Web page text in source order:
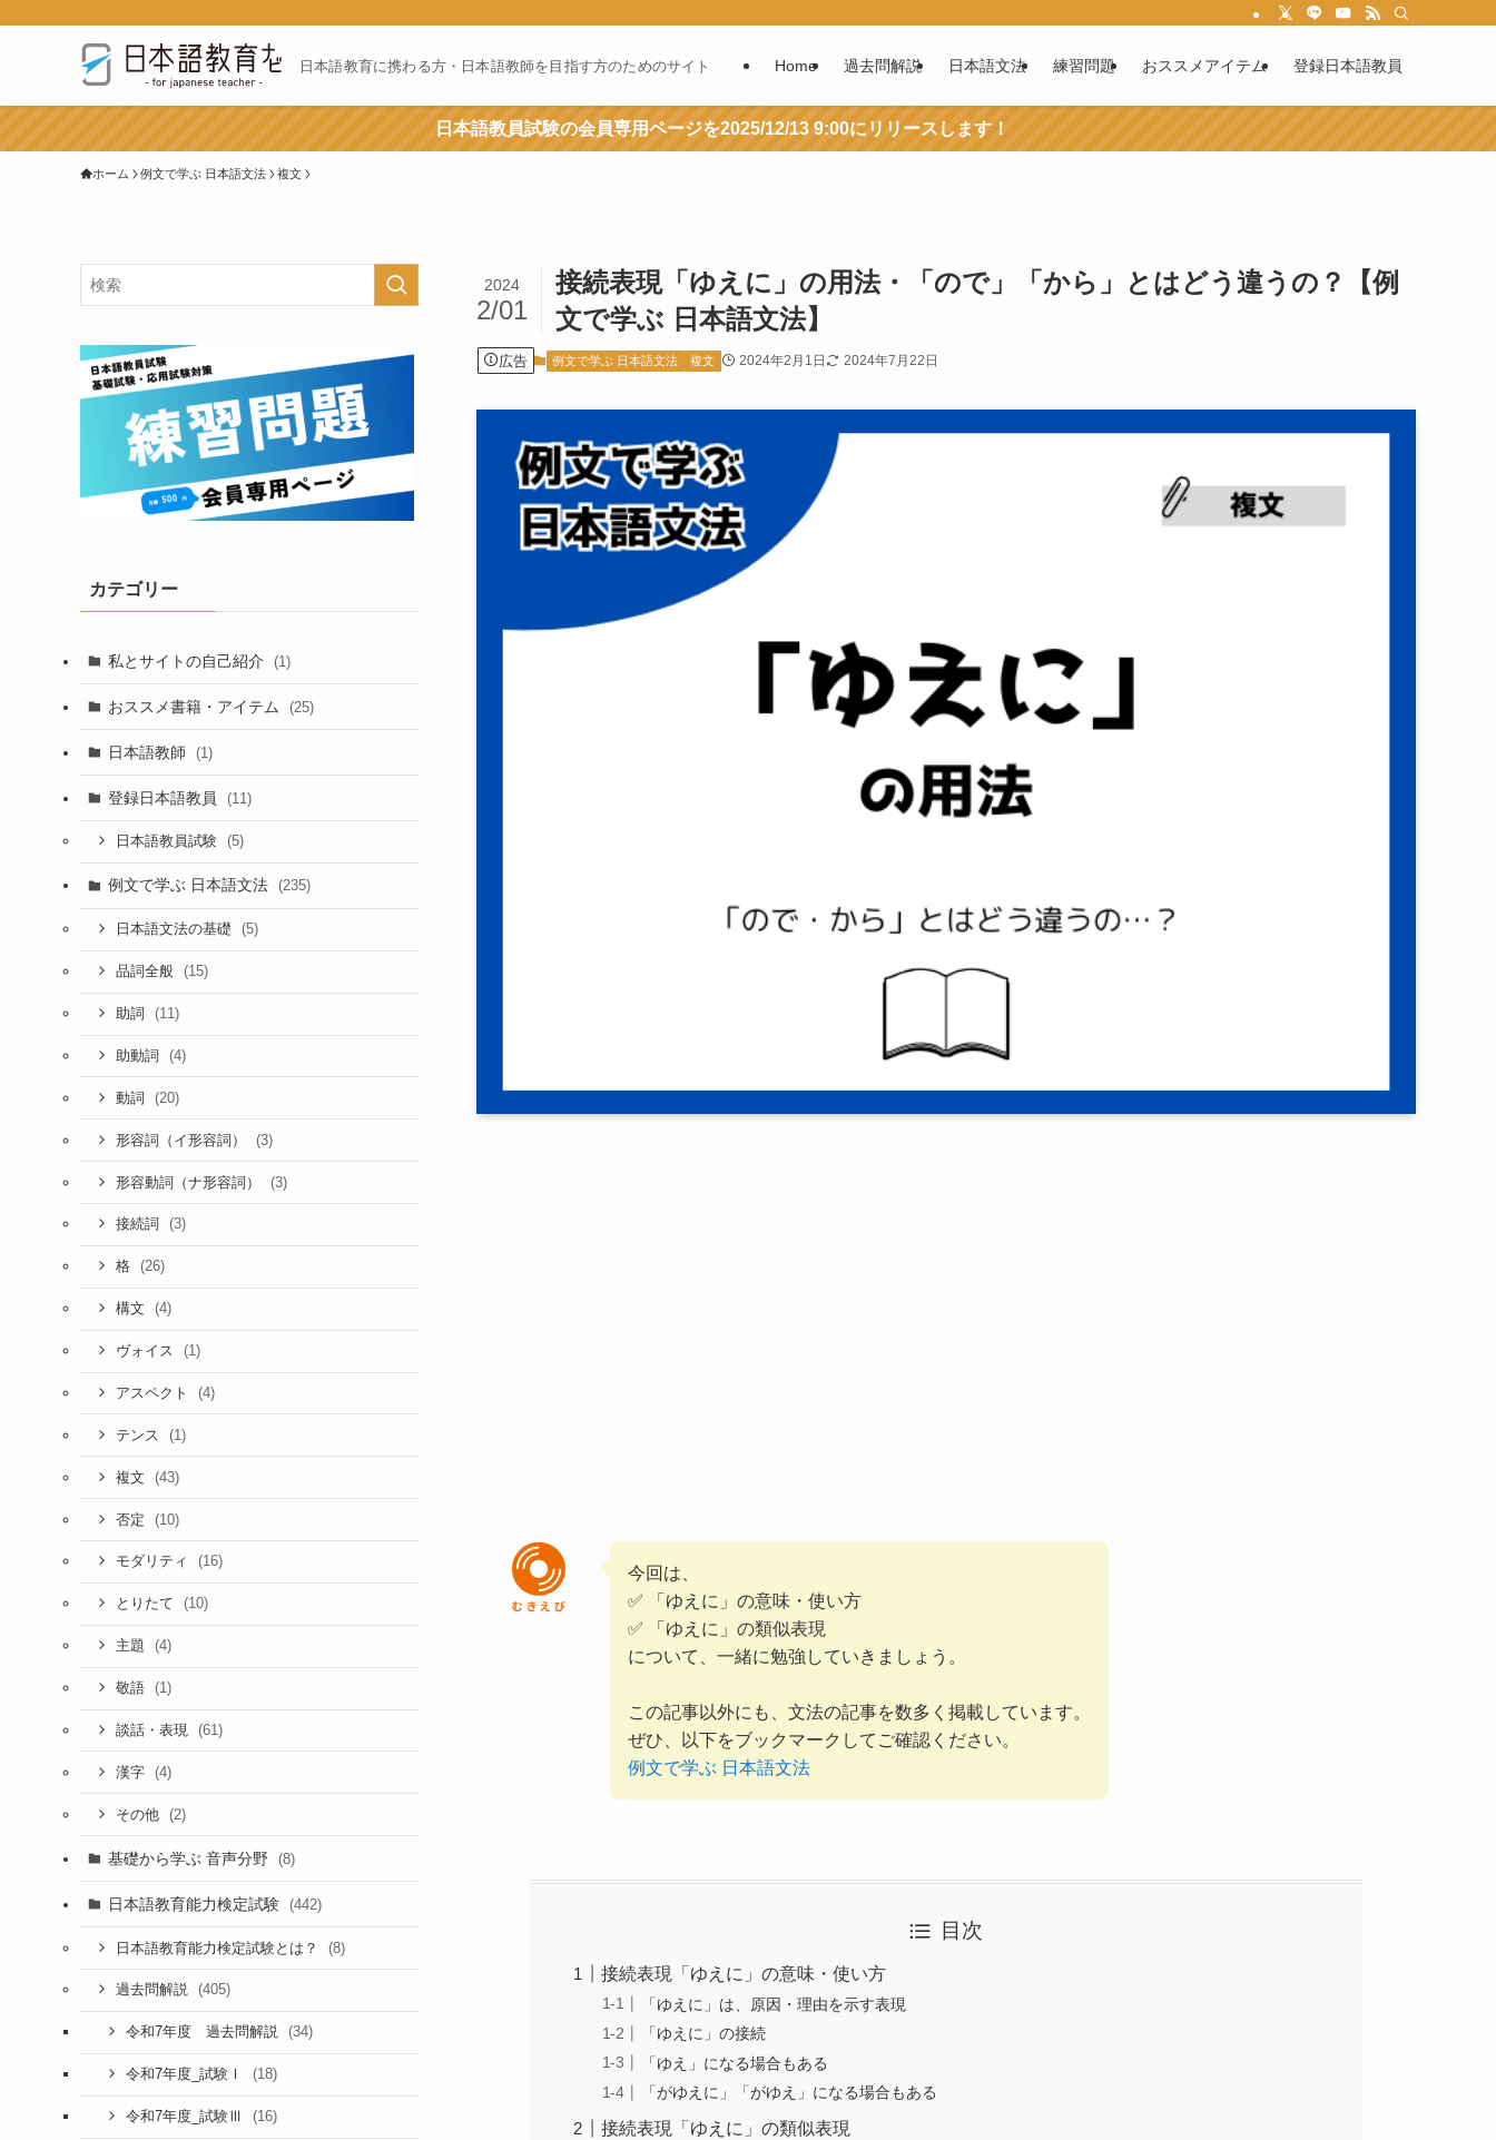
日本語教育に携わる方・日本語教師を目指す方のためのサイト Home 過去問解説 日本語文法 練習問題 おススメアイテム 登録日本語教員
日本語教員試験の会員専用ページを2025/12/13 9:00にリリースします！
ホーム 例文で学ぶ 日本語文法 複文
接続表現「ゆえに」の用法・「ので」「から」とはどう違うの？【例
文で学ぶ 日本語文法】
2024
2/01
広告 例文で学ぶ 日本語文法 複文 2024年2月1日 2024年7月22日
今回は、
✅ 「ゆえに」の意味・使い方
✅ 「ゆえに」の類似表現
について、一緒に勉強していきましょう。
この記事以外にも、文法の記事を数多く掲載しています。
ぜひ、以下をブックマークしてご確認ください。
例文で学ぶ 日本語文法
目次
接続表現「ゆえに」の意味・使い方
「ゆえに」は、原因・理由を示す表現
「ゆえに」の接続
「ゆえ」になる場合もある
「がゆえに」「がゆえ」になる場合もある
接続表現「ゆえに」の類似表現
カテゴリー
私とサイトの自己紹介 (1)
おススメ書籍・アイテム (25)
日本語教師 (1)
登録日本語教員 (11)
日本語教員試験 (5)
例文で学ぶ 日本語文法 (235)
日本語文法の基礎 (5)
品詞全般 (15)
助詞 (11)
助動詞 (4)
動詞 (20)
形容詞（イ形容詞） (3)
形容動詞（ナ形容詞） (3)
接続詞 (3)
格 (26)
構文 (4)
ヴォイス (1)
アスペクト (4)
テンス (1)
複文 (43)
否定 (10)
モダリティ (16)
とりたて (10)
主題 (4)
敬語 (1)
談話・表現 (61)
漢字 (4)
その他 (2)
基礎から学ぶ 音声分野 (8)
日本語教育能力検定試験 (442)
日本語教育能力検定試験とは？ (8)
過去問解説 (405)
令和7年度 過去問解説 (34)
令和7年度_試験Ⅰ (18)
令和7年度_試験Ⅲ (16)